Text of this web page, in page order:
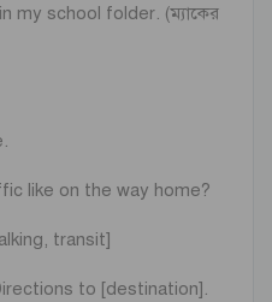
my school folder. (ম্যাকের
like on the way home?
transit]
Directions to [destination].